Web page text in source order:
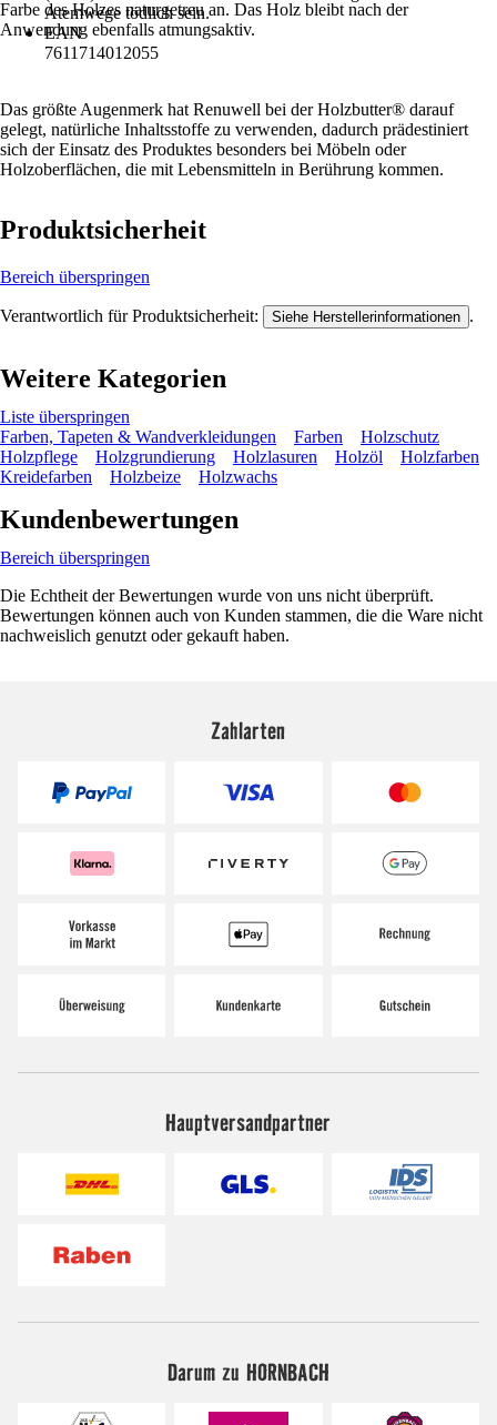
Atemwege tödlich sein.
EAN
7611714012055
Farbe des Holzes naturgetreu an. Das Holz bleibt nach der
Anwendung ebenfalls atmungsaktiv.
Das größte Augenmerk hat Renuwell bei der Holzbutter® darauf
gelegt, natürliche Inhaltsstoffe zu verwenden, dadurch prädestiniert
sich der Einsatz des Produktes besonders bei Möbeln oder
Holzoberflächen, die mit Lebensmitteln in Berührung kommen.
Produktsicherheit
Bereich überspringen
Verantwortlich für Produktsicherheit: Siehe Herstellerinformationen .
Weitere Kategorien
Liste überspringen
Farben, Tapeten & Wandverkleidungen
Farben
Holzschutz
Holzpflege
Holzgrundierung Holzlasuren Holzöl
Holzfarben
Kreidefarben
Holzbeize Holzwachs
Kundenbewertungen
Bereich überspringen
Die Echtheit der Bewertungen wurde von uns nicht überprüft.
Bewertungen können auch von Kunden stammen, die die Ware nicht
nachweislich genutzt oder gekauft haben.
Zahlarten
Hauptversandpartner
Darum zu HORNBACH